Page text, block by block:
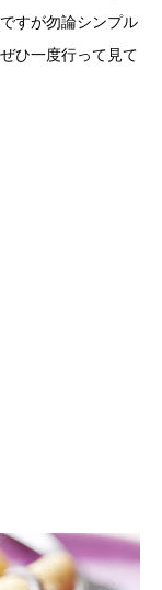
すが勿論シンプル
ひ一度行って見て